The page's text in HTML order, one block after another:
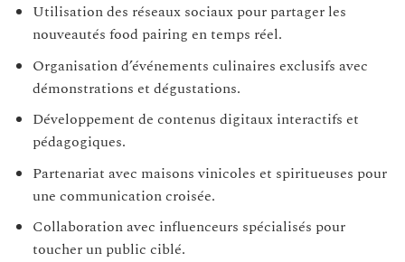
Utilisation des réseaux sociaux pour partager les
nouveautés food pairing en temps réel.
Organisation d’événements culinaires exclusifs avec
démonstrations et dégustations.
Développement de contenus digitaux interactifs et
pédagogiques.
Partenariat avec maisons vinicoles et spiritueuses pour
une communication croisée.
Collaboration avec influenceurs spécialisés pour
toucher un public ciblé.